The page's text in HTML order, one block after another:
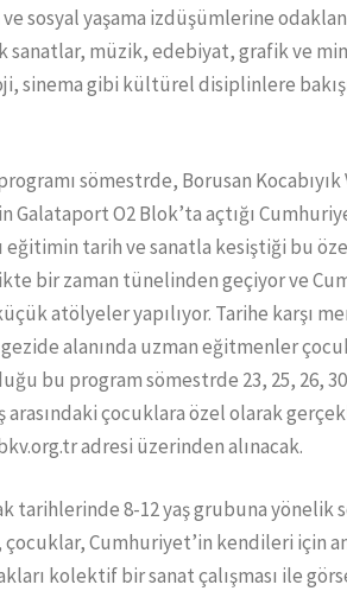
sosyal yaşama izdüşümlerine
sanatlar, müzik, edebiyat, grafik ve
sinema gibi kültürel disiplinlere
sömestrde, Borusan Kocabıyık
Galataport O2 Blok’ta açtığı
eğitimin tarih ve sanatla kesiştiği bu
bir zaman tünelinden geçiyor ve
atölyeler yapılıyor. Tarihe karşı
alanında uzman eğitmenler
bu program sömestrde 23, 25, 26,
arasındaki çocuklara özel olarak
adresi üzerinden alınacak.
tarihlerinde 8-12 yaş grubuna yönelik
Cumhuriyet’in kendileri için
kolektif bir sanat çalışması ile